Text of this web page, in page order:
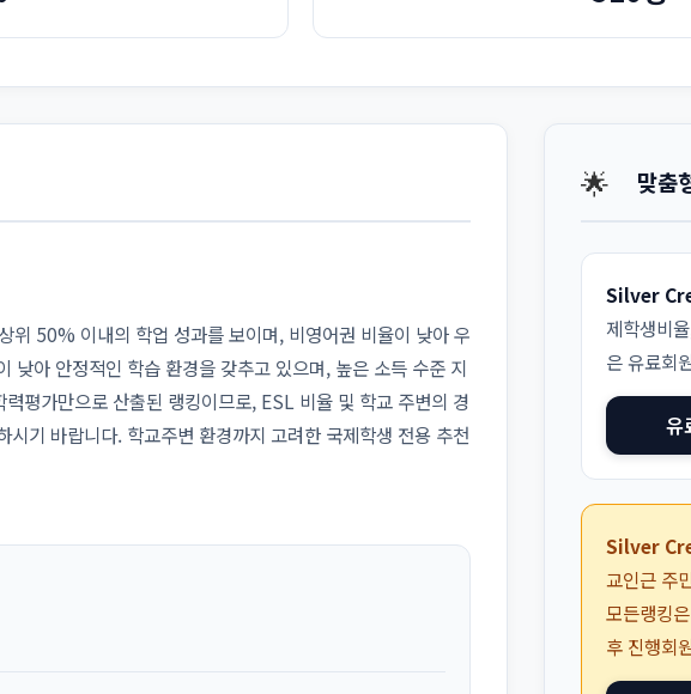
50% 이내의 학업 성과를 보이며, 비영어권 비율이 낮아 우
낮아 안정적인 학습 환경을 갖추고 있으며, 높은 소득 수준 지
평가만으로 산출된 랭킹이므로, ESL 비율 및 학교 주변의 경
시기 바랍니다. 학교주변 환경까지 고려한 국제학생 전용 추천
🌟 맞춤
Silver
제학생비
은 유료회
유
Silver
교인근 주
모든랭킹
후 진행회